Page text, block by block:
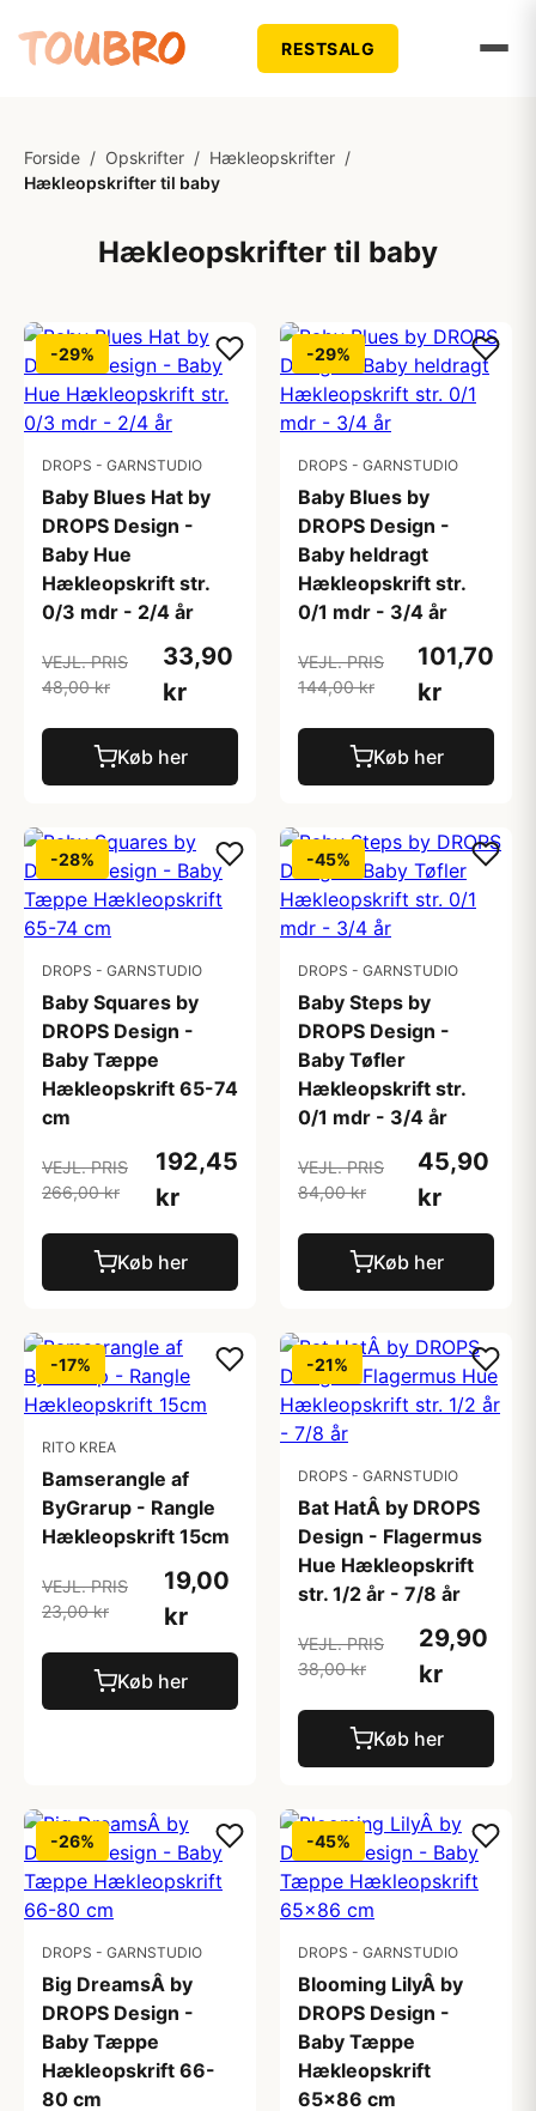
RESTSALG
Forside / Opskrifter / Hækleopskrifter /
Hækleopskrifter til baby
Hækleopskrifter til baby
-29%
DROPS - GARNSTUDIO
Baby Blues Hat by
DROPS Design -
Baby Hue
Hækleopskrift str.
0/3 mdr - 2/4 år
VEJL. PRIS
48,00 kr
33,90
kr
Køb her
-29%
DROPS - GARNSTUDIO
Baby Blues by
DROPS Design -
Baby heldragt
Hækleopskrift str.
0/1 mdr - 3/4 år
VEJL. PRIS
144,00 kr
101,70
kr
Køb her
-28%
DROPS - GARNSTUDIO
Baby Squares by
DROPS Design -
Baby Tæppe
Hækleopskrift 65-74
cm
VEJL. PRIS
266,00 kr
192,45
kr
Køb her
-45%
DROPS - GARNSTUDIO
Baby Steps by
DROPS Design -
Baby Tøfler
Hækleopskrift str.
0/1 mdr - 3/4 år
VEJL. PRIS
84,00 kr
45,90
kr
Køb her
-17%
RITO KREA
Bamserangle af
ByGrarup - Rangle
Hækleopskrift 15cm
VEJL. PRIS
23,00 kr
19,00
kr
Køb her
-21%
DROPS - GARNSTUDIO
Bat HatÂ by DROPS
Design - Flagermus
Hue Hækleopskrift
str. 1/2 år - 7/8 år
VEJL. PRIS
38,00 kr
29,90
kr
Køb her
-26%
DROPS - GARNSTUDIO
Big DreamsÂ by
DROPS Design -
Baby Tæppe
Hækleopskrift 66-
80 cm
-45%
DROPS - GARNSTUDIO
Blooming LilyÂ by
DROPS Design -
Baby Tæppe
Hækleopskrift
65x86 cm